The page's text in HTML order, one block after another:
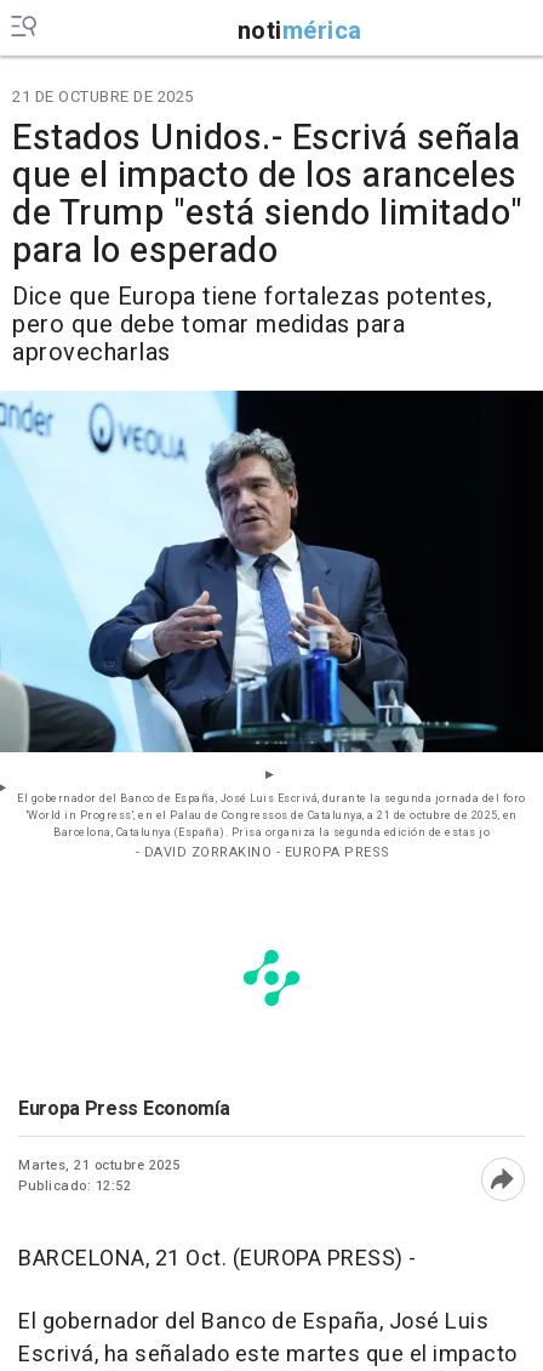
notimérica
21 DE OCTUBRE DE 2025
Estados Unidos.- Escrivá señala
que el impacto de los aranceles
de Trump "está siendo limitado"
para lo esperado
Dice que Europa tiene fortalezas potentes,
pero que debe tomar medidas para
aprovecharlas
El gobernador del Banco de España, José Luis Escrivá, durante la segunda jornada del foro
'World in Progress', en el Palau de Congressos de Catalunya, a 21 de octubre de 2025, en
Barcelona, Catalunya (España). Prisa organiza la segunda edición de estas jo
- DAVID ZORRAKINO - EUROPA PRESS
Europa Press Economía
Martes, 21 octubre 2025
Publicado: 12:52
BARCELONA, 21 Oct. (EUROPA PRESS) -
El gobernador del Banco de España, José Luis
Escrivá, ha señalado este martes que el impacto